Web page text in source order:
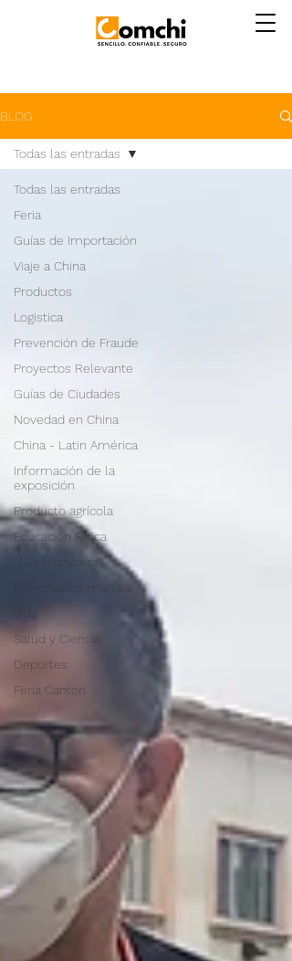
BLOG
Todas las entradas
Feria
Guías de Importación
Viaje a China
Productos
Logistica
Prevención de Fraude
Proyectos Relevante
Guías de Ciudades
Novedad en China
China - Latin América
Información de la
exposición
Producto agrícola
Educación Física
Guía financiera
Informacion mundial
Salud y Ciencia
Deportes
Feria Canton
Todas las entradas